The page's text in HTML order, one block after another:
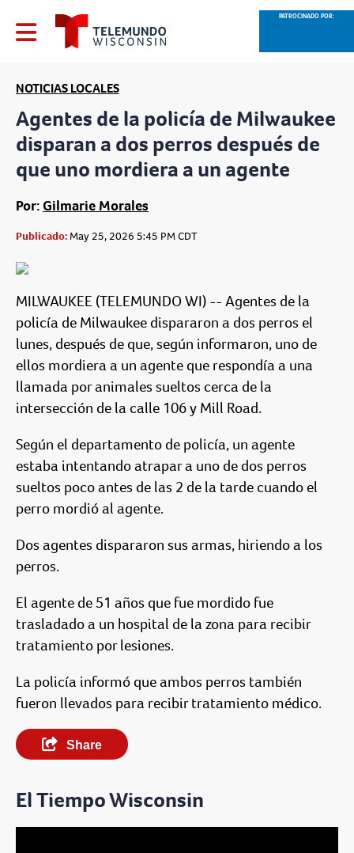
PATROCINADO POR:
NOTICIAS LOCALES
Agentes de la policía de Milwaukee
disparan a dos perros después de
que uno mordiera a un agente
Por: Gilmarie Morales
Publicado: May 25, 2026 5:45 PM CDT
MILWAUKEE (TELEMUNDO WI) -- Agentes de la
policía de Milwaukee dispararon a dos perros el
lunes, después de que, según informaron, uno de
ellos mordiera a un agente que respondía a una
llamada por animales sueltos cerca de la
intersección de la calle 106 y Mill Road.
Según el departamento de policía, un agente
estaba intentando atrapar a uno de dos perros
sueltos poco antes de las 2 de la tarde cuando el
perro mordió al agente.
Dos agentes dispararon sus armas, hiriendo a los
perros.
El agente de 51 años que fue mordido fue
trasladado a un hospital de la zona para recibir
tratamiento por lesiones.
La policía informó que ambos perros también
fueron llevados para recibir tratamiento médico.
Share
El Tiempo Wisconsin